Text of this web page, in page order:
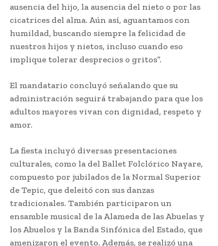
ausencia del hijo, la ausencia del nieto o por las
cicatrices del alma. Aún así, aguantamos con
humildad, buscando siempre la felicidad de
nuestros hijos y nietos, incluso cuando eso
implique tolerar desprecios o gritos”.
El mandatario concluyó señalando que su
administración seguirá trabajando para que los
adultos mayores vivan con dignidad, respeto y
amor.
La fiesta incluyó diversas presentaciones
culturales, como la del Ballet Folclórico Nayare,
compuesto por jubilados de la Normal Superior
de Tepic, que deleitó con sus danzas
tradicionales. También participaron un
ensamble musical de la Alameda de las Abuelas y
los Abuelos y la Banda Sinfónica del Estado, que
amenizaron el evento. Además, se realizó una